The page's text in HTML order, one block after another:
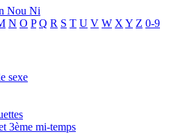
Nou Ni
N O P Q R S T U V W X Y Z 0-9
sexe
3ème mi-temps